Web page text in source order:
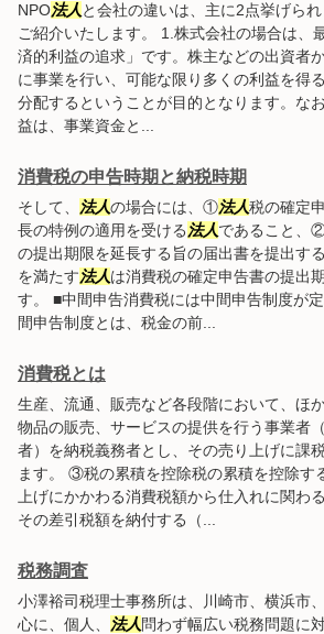
NPO法人 と会社の違いは、主に2点挙げら
ご紹介いたします。 1.株式会社の場合は、
済的利益の追求」です。株主などの出資者
に事業を行い、可能な限り多くの利益を得
分配するということが目的となります。な
益は、事業資金と...
消費税の申告時期と納税時期
そして、 法人の場合には、①法人税の確定
長の特例の適用を受ける 法人であること、
の提出期限を延長する旨の届出書を提出す
を満たす法人は消費税の確定申告書の提出
す。 ■中間申告消費税には中間申告制度が
間申告制度とは、税金の前...
消費税とは
生産、流通、販売など各段階において、ほ
物品の販売、サービスの提供を行う事業者（
者）を納税義務者とし、その売り上げに課
ます。 ③税の累積を控除税の累積を控除す
上げにかかわる消費税額から仕入れに関わ
その差引税額を納付する（...
税務調査
小澤裕司税理士事務所は、川崎市、横浜市
心に、個人、
法人 問わず幅広い税務問題に